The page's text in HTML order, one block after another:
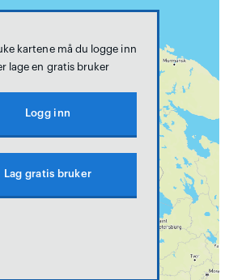
kartene må du logge inn
lage en gratis bruker
Logg inn
Lag gratis bruker